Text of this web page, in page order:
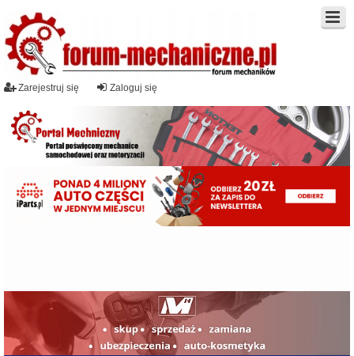
Zaloguj się
Zarejestruj się